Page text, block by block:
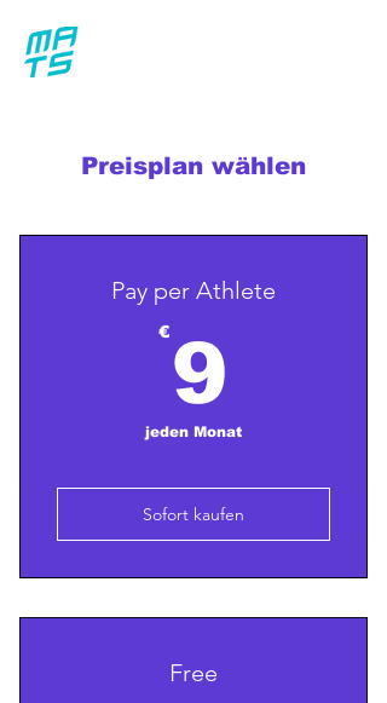
Preisplan wählen
Pay per Athlete
€ 9
jeden Monat
Sofort kaufen
Free